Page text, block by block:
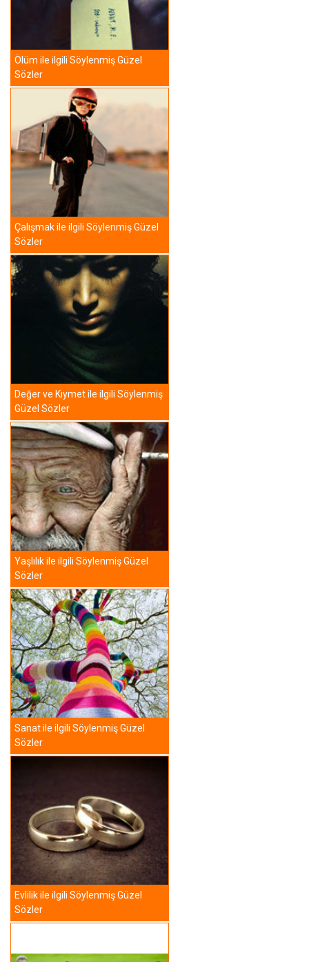
Ölüm ile ilgili Söylenmiş Güzel
Sözler
Çalışmak ile ilgili Söylenmiş Güzel
Sözler
Değer ve Kıymet ile ilgili Söylenmiş
Güzel Sözler
Yaşlılık ile ilgili Söylenmiş Güzel
Sözler
Sanat ile ilgili Söylenmiş Güzel
Sözler
Evlilik ile ilgili Söylenmiş Güzel
Sözler